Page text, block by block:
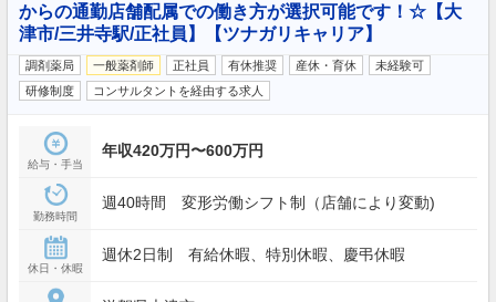
からの通勤店舗配属での働き方が選択可能です！☆【大
津市/三井寺駅/正社員】【ツナガリキャリア】
調剤薬局 一般薬剤師 正社員 有休推奨 産休・育休
未経験可
研修制度
コンサルタントを経由する求人
給与・手当
年収420万円〜600万円
勤務時間
週40時間 変形労働シフト制（店舗により変動)
休日・休暇
週休2日制 有給休暇、特別休暇、慶弔休暇